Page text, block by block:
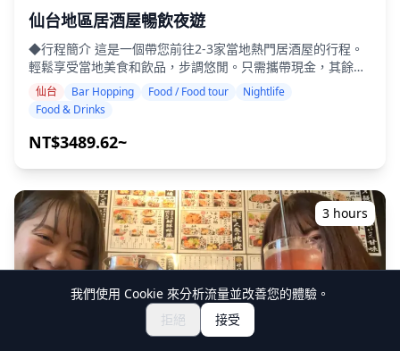
4974fae1185f.jpg?w=1200&h=800&fit=crop&q=80) ![]
acf31aa2f478.jpg?w=1200&h=800&fit=crop&q=80) ![]
(https://assets.hldycdn.com/6aeaf7d1-6c4b-48c9-b695-
9427d147bf7b.jpg?w=1200&h=800&fit=crop&q=80) ![]
(https://assets.hldycdn.com/a8004abe-02c3-4482-93d7-
(https://assets.hldycdn.com/dc6cebe4-f60d-483d-9a00-
bb12586dc76e.webp?w=1200&h=800&fit=crop&q=80) ![]
(https://assets.hldycdn.com/a45be8ef-e40c-4126-bc9e-
882cd68ccb94.jpg?w=1200&h=800&fit=crop&q=80)
仙台地區居酒屋暢飲夜遊
◆行程簡介 這是一個帶您前往2-3家當地熱門居酒屋的行程。
輕鬆享受當地美食和飲品，步調悠閒。只需攜帶現金，其餘的
交給我們。讓我們一起分享難忘的當地體驗！ ・您在仙台市內
偏好的地點（本行程不涵蓋整個仙台地區）。 ・即使在不太會
更個人化和真實的體驗。 ◆包含項目 ・總共約6杯飲品 ・晚
點，例如美食攤、居酒屋或酒吧 ◆不包含項目 ・飯店接送 ・
小費 ・交通費用 ・未包含在旅遊費用中的額外飲品或餐點 ・
個人開銷或購物 ◆其他資訊 ・本次旅行的最多參加人數為8
人。 ・兒童必須由成人陪同。 ・僅向20歲及以上的參與者提
供酒精飲品（日本的法定飲酒年齡）。 ・請注意，餐點是在與
Holiday Travel分開的廚房準備的，因此我們無法保證無過敏
北地區最大的城市，提供各種美食和夜生活體驗。在仙台車站
周圍，您可以找到無數的居酒屋和餐飲酒吧，讓您輕鬆地在兩
三個地方之間步行遊覽。該地區擁有一切，從充滿當地人的休
仙台 Bar Hopping Food / Food tour
Nightlife
Food & Drinks
NT$3489.62~
3 hours
我們使用 Cookie 來分析流量並改善您的體驗。
拒絕
接受